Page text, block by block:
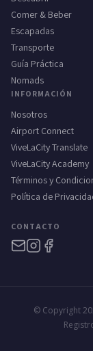
Comer & Beber
Escapadas
Transporte
Guía Práctica
Nomads
INFORMACIÓN
Nosotros
Airport Connect
ViveLaCity Translate
ViveLaCity Academy
Términos y
Política de
CONTACTO
© Copyright